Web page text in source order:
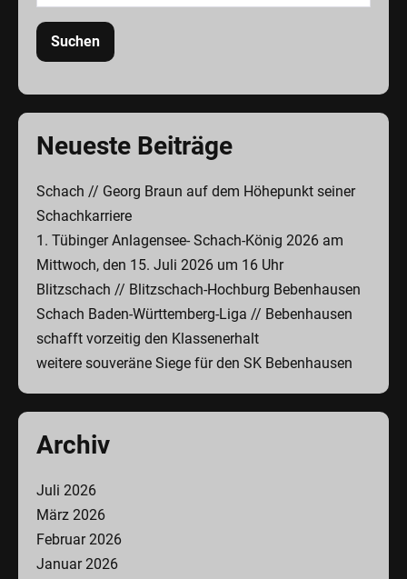
Suchen
Neueste Beiträge
Schach // Georg Braun auf dem Höhepunkt seiner
Schachkarriere
1. Tübinger Anlagensee- Schach-König 2026 am
Mittwoch, den 15. Juli 2026 um 16 Uhr
Blitzschach // Blitzschach-Hochburg Bebenhausen
Schach Baden-Württemberg-Liga // Bebenhausen
schafft vorzeitig den Klassenerhalt
weitere souveräne Siege für den SK Bebenhausen
Archiv
Juli 2026
März 2026
Februar 2026
Januar 2026